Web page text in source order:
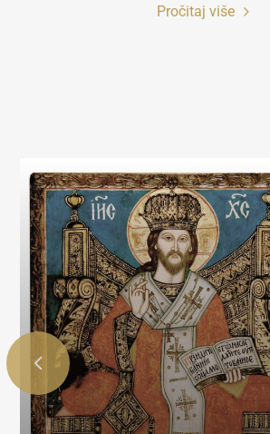
Ukoliko fotografiju koristite u
odgovara vam rezolucija od 720
Pročitaj više